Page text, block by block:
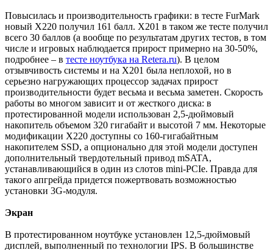
Повысилась и производительность графики: в тесте FurMark
новый X220 получил 161 балл. X201 в таком же тесте получил
всего 30 баллов (а вообще по результатам других тестов, в том
числе и игровых наблюдается прирост примерно на 30-50%,
подробнее – в тесте ноутбука на Retera.ru). В целом
отзывчивость системы и на X201 была неплохой, но в
серьезно нагружающих процессор задачах прирост
производительности будет весьма и весьма заметен. Скорость
работы во многом зависит и от жесткого диска: в
протестированной модели использован 2,5-дюймовый
накопитель объемом 320 гигабайт и высотой 7 мм. Некоторые
модификации X220 доступны со 160-гигабайтным
накопителем SSD, а опционально для этой модели доступен
дополнительный твердотельный привод mSATA,
устанавливающийся в один из слотов mini-PCIe. Правда для
такого апгрейда придется пожертвовать возможностью
установки 3G-модуля.
Экран
В протестированном ноутбуке установлен 12,5-дюймовый
дисплей, выполненный по технологии IPS. В большинстве